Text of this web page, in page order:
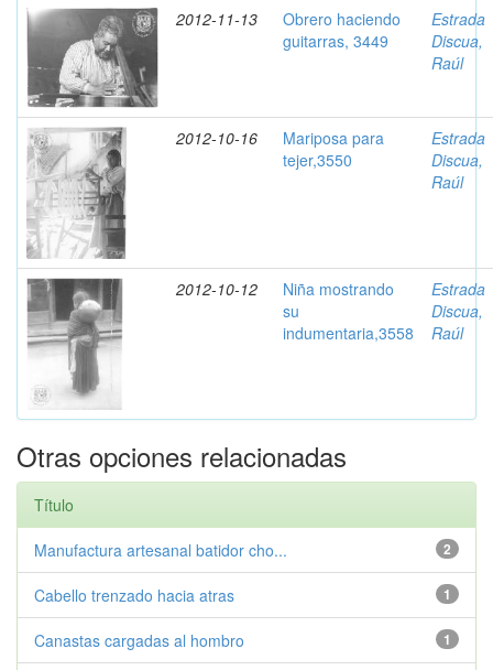
2012-11-13
Obrero haciendo
guitarras, 3449
Estrada
Discua,
Raúl
2012-10-16
Mariposa para
tejer,3550
Estrada
Discua,
Raúl
2012-10-12
Niña mostrando
su
indumentaria,3558
Estrada
Discua,
Raúl
Otras opciones relacionadas
Título
2
Manufactura artesanal batidor cho...
1
Cabello trenzado hacia atras
1
Canastas cargadas al hombro